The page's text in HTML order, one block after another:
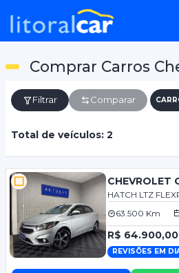
Comprar Carros
Filtrar Comparar
Total de veículos: 2
CHEVROLET
HATCH LTZ
63.500 Km
R$ 64.900,00
REVISÕES EM